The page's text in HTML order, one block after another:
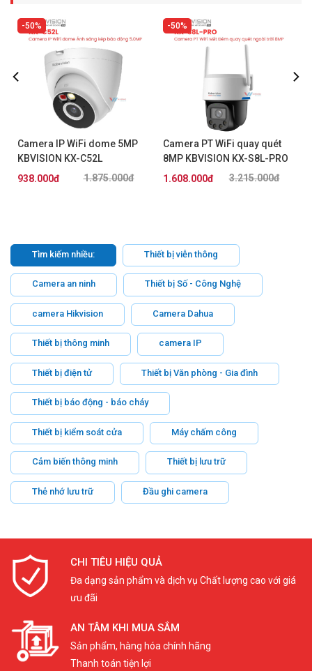
50%
Camera IP WiFi dome 5MP
KBVISION KX-C52L
1.875.000đ
938.000đ
50%
Camera PT WiFi quay quét
8MP KBVISION KX-S8L-PRO
3.215.000đ
1.608.000đ
Tìm kiếm nhiều: Thiết bị viễn thông
Camera an ninh Thiết bị Số - Công Nghệ
camera Hikvision Camera Dahua
Thiết bị thông minh camera IP
Thiết bị điện tử Thiết bị Văn phòng - Gia đình
Thiết bị báo động - báo cháy
Thiết bị kiểm soát cửa Máy chấm công
Cảm biến thông minh Thiết bị lưu trữ
Thẻ nhớ lưu trữ Đầu ghi camera
CHI TIÊU HIỆU QUẢ
Đa dạng sản phẩm và dịch vụ Chất lượng cao với giá
ưu đãi
AN TÂM KHI MUA SẮM
Sản phẩm, hàng hóa chính hãng
Thanh toán tiện lợi